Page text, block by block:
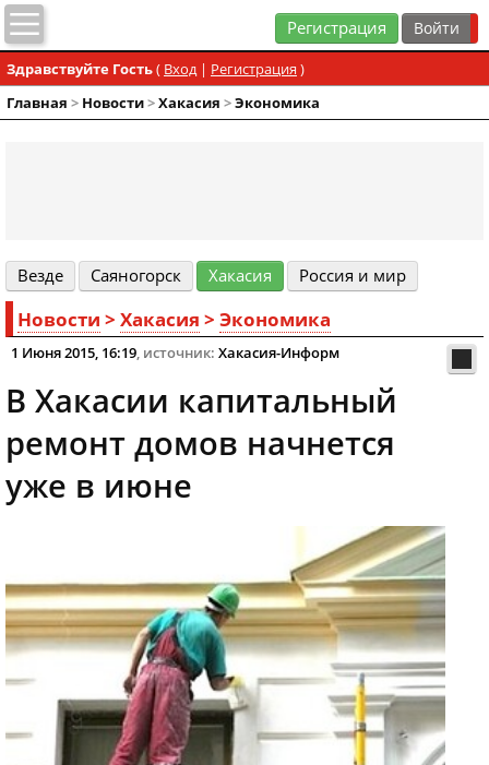
Регистрация
Здравствуйте Гость( Вход| Регистрация )
Главная > Новости>Хакасия >Экономика
Везде Cаяногорск Хакасия Россия и мир
Новости > Хакасия > Экономика
1 Июня 2015, 16:19, источник: Хакасия-Информ
В Хакасии капитальный
ремонт домов начнется
уже в июне